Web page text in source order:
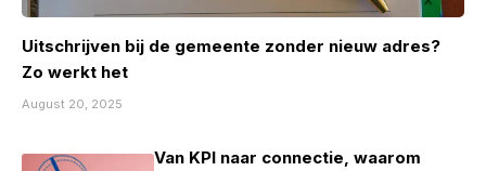
Uitschrijven bij de gemeente zonder nieuw adres?
Zo werkt het
August 20, 2025
Van KPI naar connectie, waarom